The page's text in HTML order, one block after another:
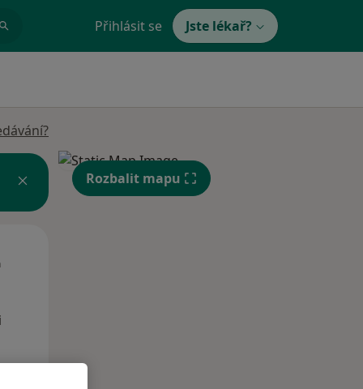
Přihlásit se Jste lékař?
Rozbalit mapu